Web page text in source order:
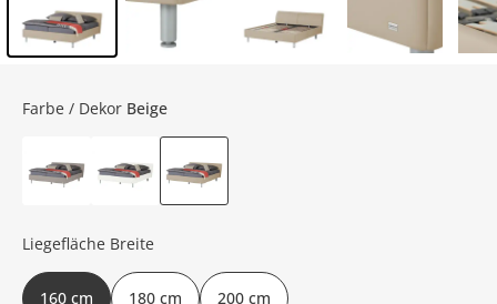
Farbe / Dekor Beige
Liegefläche Breite
160 cm 180 cm 200 cm